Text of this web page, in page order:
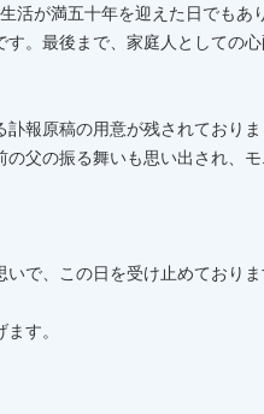
活が満五十年を迎えた日でもあ
。最後まで、家庭人としての心
報原稿の用意が残されておりま
父の振る舞いも思い出され、モ
で、この日を受け止めておりま
す。